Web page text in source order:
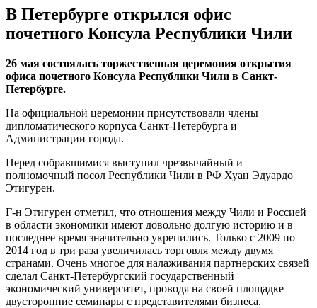
В Петербурге открылся офис
почетного Консула Республики Чили
26 мая состоялась торжественная церемония открытия
офиса почетного Консула Республики Чили в Санкт-
Петербурге.
На официальной церемонии присутствовали члены
дипломатического корпуса Санкт-Петербурга и
Администрации города.
Перед собравшимися выступил чрезвычайный и
полномочный посол Республики Чили в РФ Хуан Эдуардо
Этигурен.
Г-н Этигурен отметил, что отношения между Чили и Россией
в области экономики имеют довольно долгую историю и в
последнее время значительно укрепились. Только с 2009 по
2014 год в три раза увеличилась торговля между двумя
странами. Очень многое для налаживания партнерских связей
сделал Санкт-Петербургский государственный
экономический университет, проводя на своей площадке
двусторонние семинары с представителями бизнеса.